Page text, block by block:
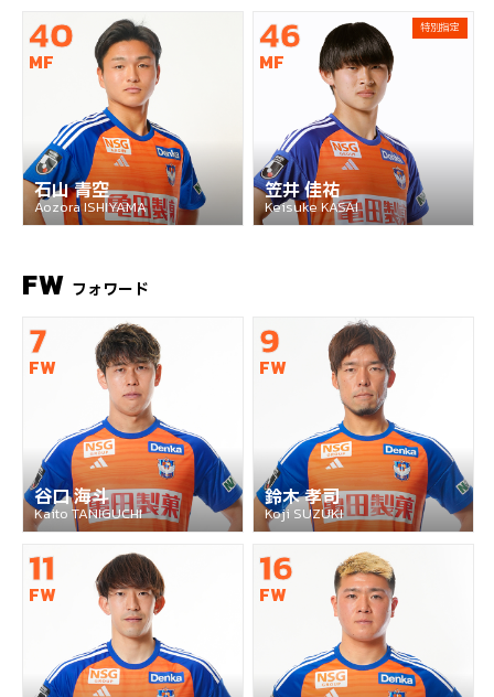
40
MF
石山 青空
Aozora ISHIYAMA
46
MF
笠井 佳祐
Keisuke KASAI
特別指定
FW フォワード
7
FW
谷口 海斗
Kaito TANIGUCHI
9
FW
鈴木 孝司
Koji SUZUKI
11
FW 16
FW